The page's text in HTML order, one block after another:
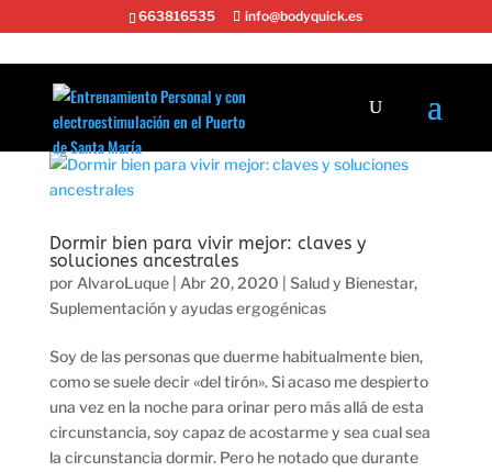
663816535 info@bodyquick.es
Dormir bien para vivir mejor: claves y
soluciones ancestrales
por AlvaroLuque| Abr 20, 2020 Salud y Bienestar,
Suplementación y ayudas ergogénicas
Soy de las personas que duerme habitualmente bien,
como se suele decir «del tirón». Si acaso me despierto
una vez en la noche para orinar pero más allá de esta
circunstancia, soy capaz de acostarme y sea cual sea
la circunstancia dormir. Pero he notado que durante